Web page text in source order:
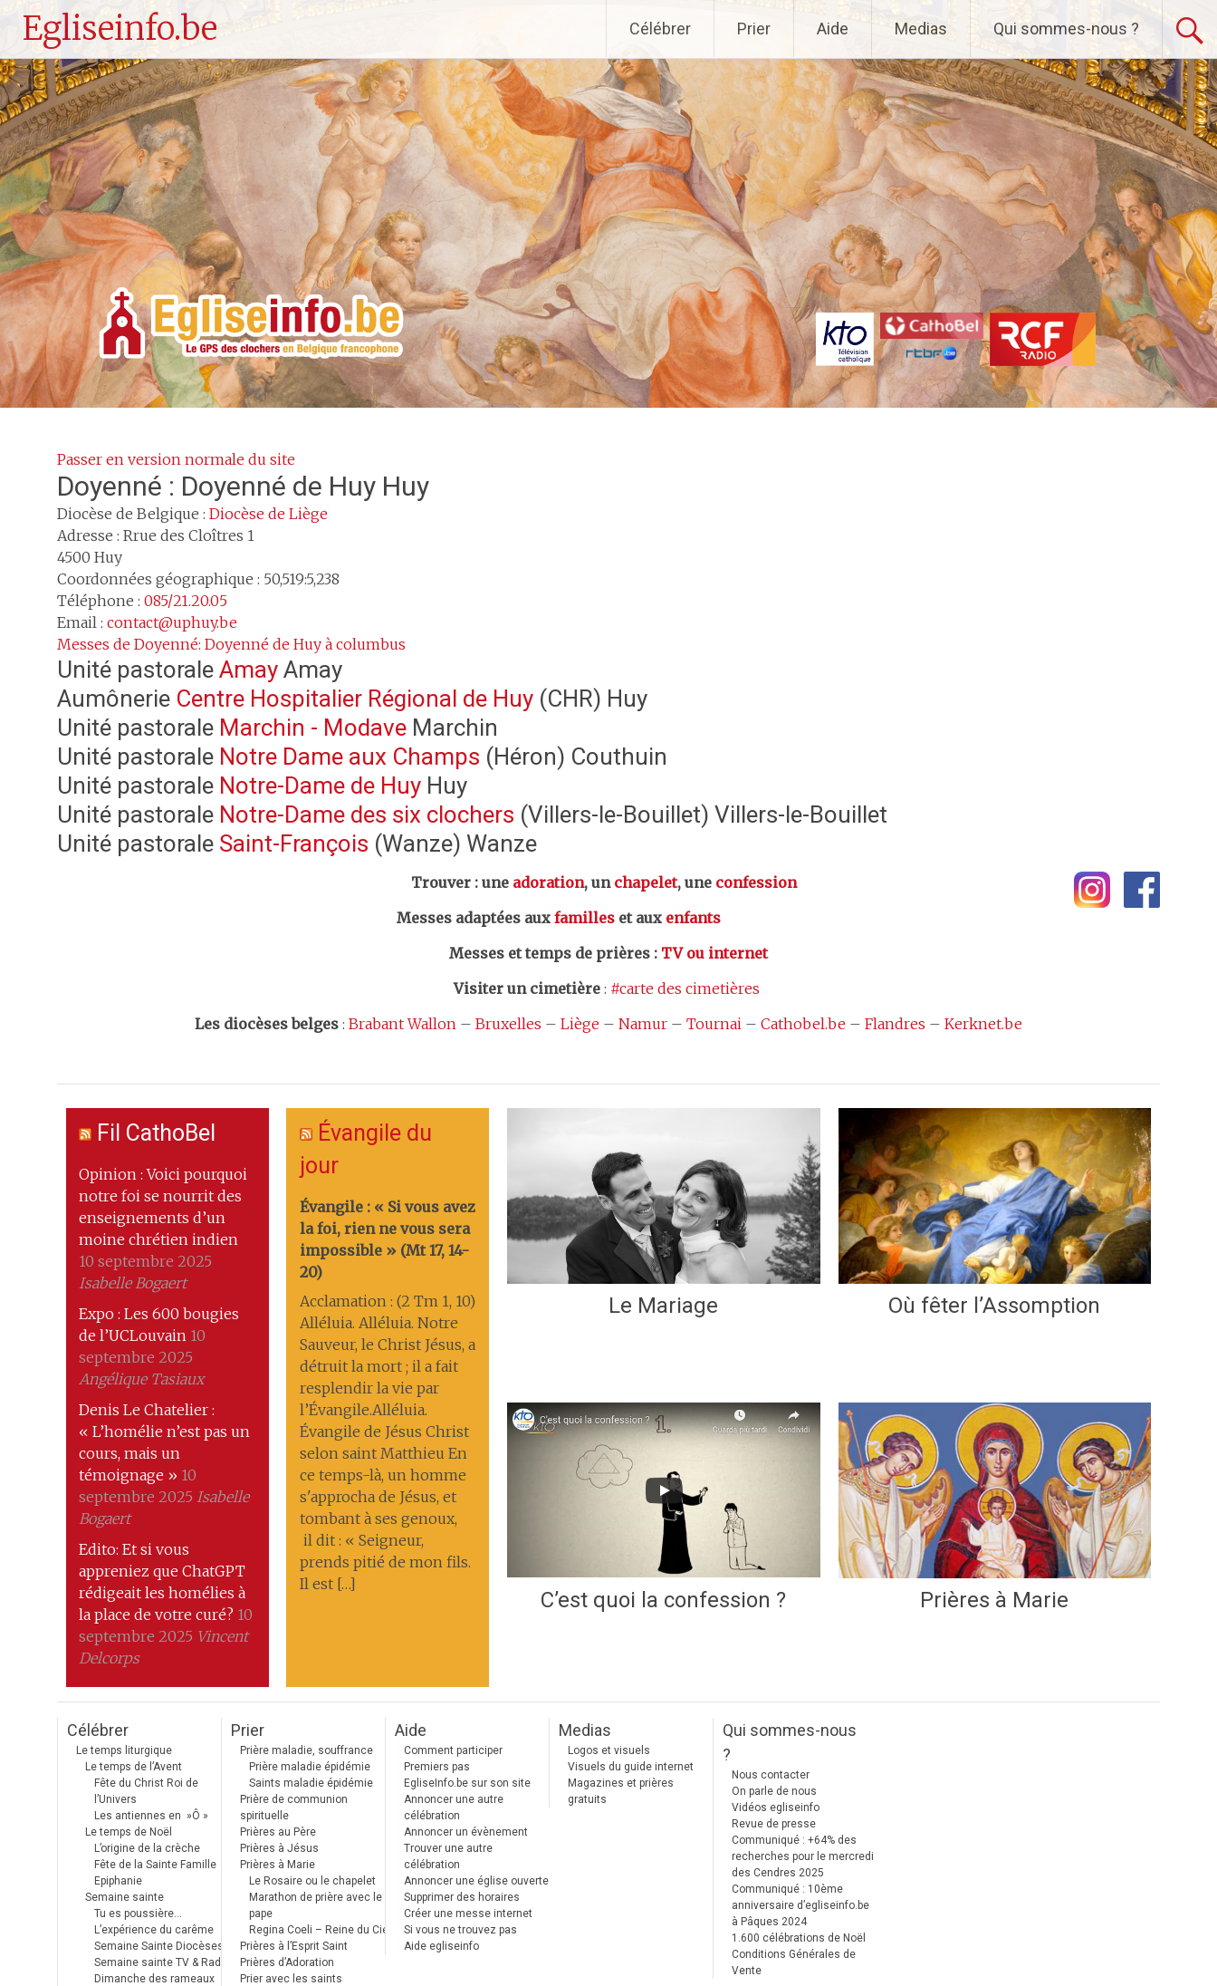
Egliseinfo.be
au
principal
Célébrer Prier Aide Medias Qui sommes-nous ?
Passer en version normale du site
Doyenné : Doyenné de Huy Huy
Diocèse de Belgique : Diocèse de Liège
Adresse : Rrue des Cloîtres 1
4500 Huy
Coordonnées géographique : 50,519:5,238
Téléphone : 085/21.20.05
Email : contact@uphuy.be
Messes de Doyenné: Doyenné de Huy à columbus
Unité pastorale Amay Amay
Aumônerie Centre Hospitalier Régional de Huy (CHR) Huy
Unité pastorale Marchin - Modave Marchin
Unité pastorale Notre Dame aux Champs (Héron) Couthuin
Unité pastorale Notre-Dame de Huy Huy
Unité pastorale Notre-Dame des six clochers (Villers-le-Bouillet) Villers-le-Bouillet
Unité pastorale Saint-François (Wanze) Wanze
Trouver : une adoration, un chapelet, une confession
Messes adaptées aux familles et aux enfants
Messes et temps de prières : TV ou internet
Visiter un cimetière : #carte des cimetières
Les diocèses belges : Brabant Wallon – Bruxelles – Liège – Namur – Tournai – Cathobel.be – Flandres – Kerknet.be
Fil CathoBel
Opinion : Voici pourquoi
notre foi se nourrit des
enseignements d’un
moine chrétien indien
10 septembre 2025
Isabelle Bogaert
Expo : Les 600 bougies
de l’UCLouvain 10
septembre 2025
Angélique Tasiaux
Denis Le Chatelier :
« L’homélie n’est pas un
cours, mais un
témoignage » 10
septembre 2025 Isabelle
Bogaert
Edito: Et si vous
appreniez que ChatGPT
rédigeait les homélies à
la place de votre curé? 10
septembre 2025 Vincent
Delcorps
Évangile du
jour
Évangile : « Si vous avez
la foi, rien ne vous sera
impossible » (Mt 17, 14-
20)
Acclamation : (2 Tm 1, 10)
Alléluia. Alléluia. Notre
Sauveur, le Christ Jésus, a
détruit la mort ; il a fait
resplendir la vie par
l’Évangile.Alléluia.
Évangile de Jésus Christ
selon saint Matthieu En
ce temps-là, un homme
s'approcha de Jésus, et
tombant à ses genoux,
il dit : « Seigneur,
prends pitié de mon fils.
Il est […]
Le Mariage Où fêter l’Assomption
C’est quoi la confession ? Prières à Marie
Célébrer
Le temps liturgique
Le temps de l’Avent
Fête du Christ Roi de
l’Univers
Les antiennes en »Ô »
Le temps de Noël
L’origine de la crèche
Fête de la Sainte Famille
Epiphanie
Semaine sainte
Tu es poussière…
L’expérience du carême
Semaine Sainte Diocèses
Semaine sainte TV & Radio
Dimanche des rameaux
Prier
Prière maladie, souffrance
Prière maladie épidémie
Saints maladie épidémie
Prière de communion
spirituelle
Prières au Père
Prières à Jésus
Prières à Marie
Le Rosaire ou le chapelet
Marathon de prière avec le
pape
Regina Coeli – Reine du Ciel
Prières à l’Esprit Saint
Prières d’Adoration
Prier avec les saints
Aide
Comment participer
Premiers pas
EgliseInfo.be sur son site
Annoncer une autre
célébration
Annoncer un évènement
Trouver une autre
célébration
Annoncer une église ouverte
Supprimer des horaires
Créer une messe internet
Si vous ne trouvez pas
Aide egliseinfo
Medias
Logos et visuels
Visuels du guide internet
Magazines et prières
gratuits
Qui sommes-nous
?
Nous contacter
On parle de nous
Vidéos egliseinfo
Revue de presse
Communiqué : +64% des
recherches pour le mercredi
des Cendres 2025
Communiqué : 10ème
anniversaire d’egliseinfo.be
à Pâques 2024
1.600 célébrations de Noël
Conditions Générales de
Vente